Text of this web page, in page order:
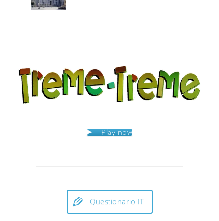
Play now
Questionario IT